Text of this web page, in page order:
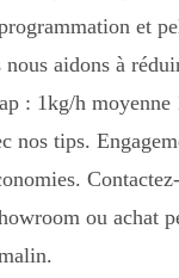
et
aidons à
: 1kg/h moyenne
nos tips.
ou achat